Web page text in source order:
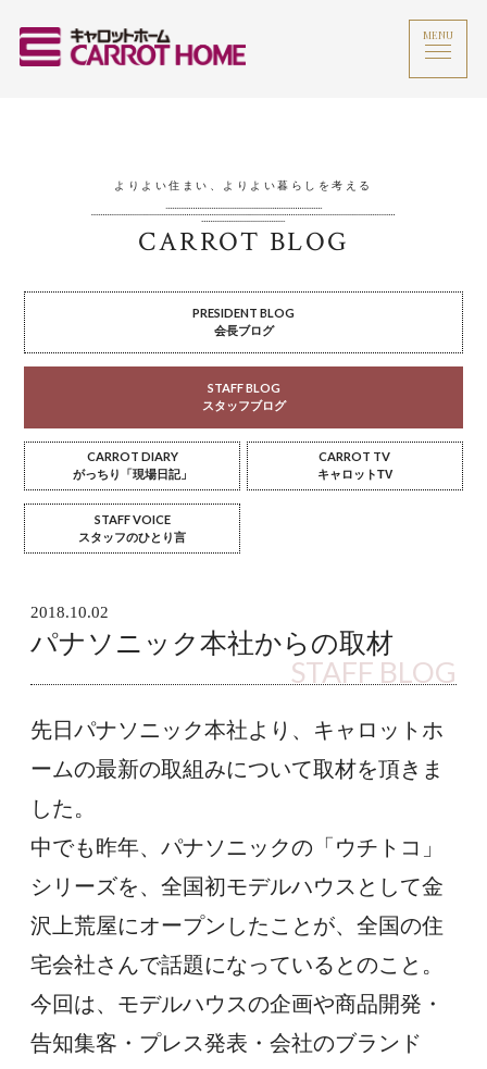
MENU
よりよい住まい、よりよい暮らしを考える
CARROT BLOG
PRESIDENT BLOG
会長ブログ
STAFF BLOG
スタッフブログ
CARROT DIARY
がっちり「現場日記」
CARROT TV
キャロットTV
STAFF VOICE
スタッフのひとり言
2018.10.02
パナソニック本社からの取材
STAFF BLOG
先日パナソニック本社より、キャロットホ
ームの最新の取組みについて取材を頂きま
した。
中でも昨年、パナソニックの「ウチトコ」
シリーズを、全国初モデルハウスとして金
沢上荒屋にオープンしたことが、全国の住
宅会社さんで話題になっているとのこと。
今回は、モデルハウスの企画や商品開発・
告知集客・プレス発表・会社のブランド